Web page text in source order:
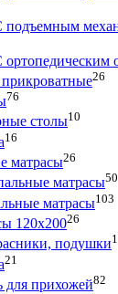
подъемным
ортопедическим
26
76
столы10
16
матрасы26
матрасы50
матрасы103
120х20026
подушки
21
для прихожей82